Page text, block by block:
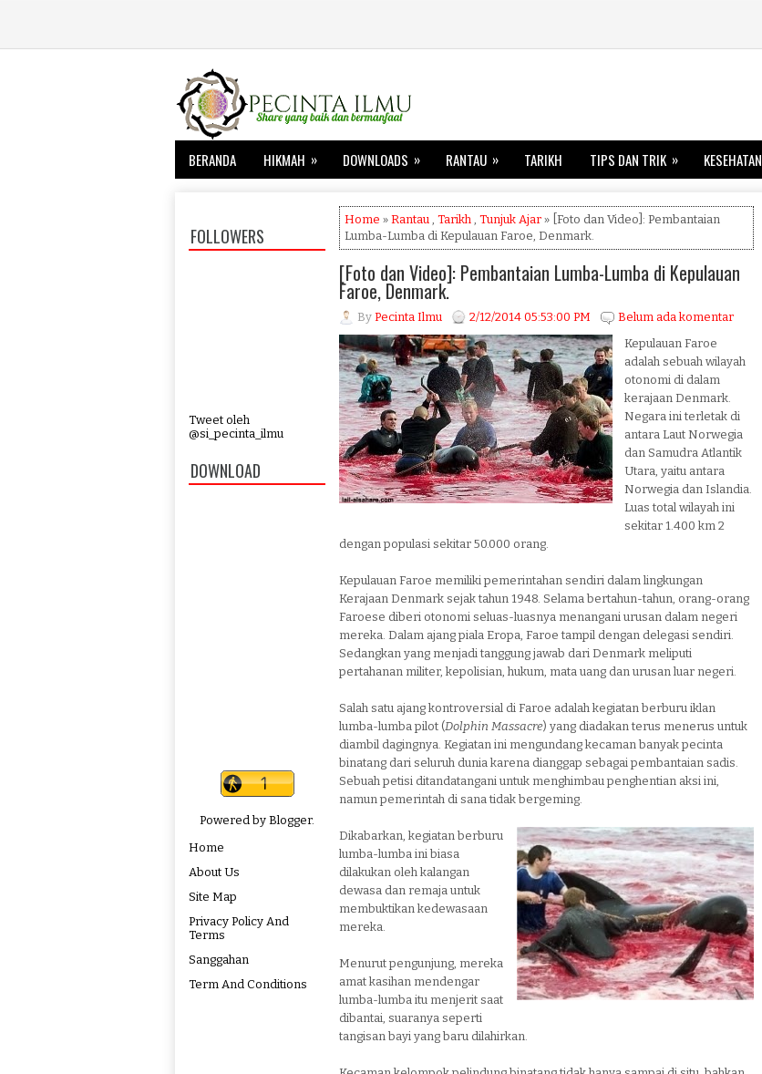
BERANDA HIKMAH » DOWNLOADS » RANTAU » TARIKH TIPS DAN TRIK » KESEHATAN
FOLLOWERS
Tweet oleh
@si_pecinta_ilmu
DOWNLOAD
Powered by Blogger.
Home
About Us
Site Map
Privacy Policy And
Terms
Sanggahan
Term And Conditions
Home » Rantau , Tarikh , Tunjuk Ajar » [Foto dan Video]: Pembantaian
Lumba-Lumba di Kepulauan Faroe, Denmark.
[Foto dan Video]: Pembantaian Lumba-Lumba di Kepulauan
Faroe, Denmark.
By Pecinta Ilmu 2/12/2014 05:53:00 PM
Belum ada komentar
Kepulauan Faroe
adalah sebuah wilayah
otonomi di dalam
kerajaan Denmark.
Negara ini terletak di
antara Laut Norwegia
dan Samudra Atlantik
Utara, yaitu antara
Norwegia dan Islandia.
Luas total wilayah ini
sekitar 1.400 km 2
dengan populasi sekitar 50.000 orang.
Kepulauan Faroe memiliki pemerintahan sendiri dalam lingkungan
Kerajaan Denmark sejak tahun 1948. Selama bertahun-tahun, orang-orang
Faroese diberi otonomi seluas-luasnya menangani urusan dalam negeri
mereka. Dalam ajang piala Eropa, Faroe tampil dengan delegasi sendiri.
Sedangkan yang menjadi tanggung jawab dari Denmark meliputi
pertahanan militer, kepolisian, hukum, mata uang dan urusan luar negeri.
Salah satu ajang kontroversial di Faroe adalah kegiatan berburu iklan
lumba-lumba pilot (Dolphin Massacre) yang diadakan terus menerus untuk
diambil dagingnya. Kegiatan ini mengundang kecaman banyak pecinta
binatang dari seluruh dunia karena dianggap sebagai pembantaian sadis.
Sebuah petisi ditandatangani untuk menghimbau penghentian aksi ini,
namun pemerintah di sana tidak bergeming.
Dikabarkan, kegiatan berburu
lumba-lumba ini biasa
dilakukan oleh kalangan
dewasa dan remaja untuk
membuktikan kedewasaan
mereka.
Menurut pengunjung, mereka
amat kasihan mendengar
lumba-lumba itu menjerit saat
dibantai, suaranya seperti
tangisan bayi yang baru dilahirkan.